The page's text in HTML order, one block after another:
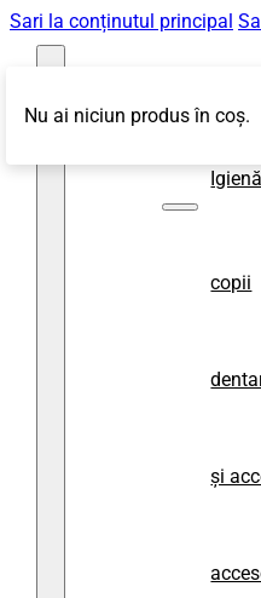
Sari la conținutul principal
copii
și
Nu ai niciun produs în coș.